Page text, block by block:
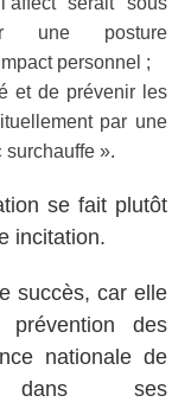
une posture
personnel ;
et de prévenir les
par une
surchauffe ».
se fait plutôt
incitation.
succès, car elle
des
nationale de
ses